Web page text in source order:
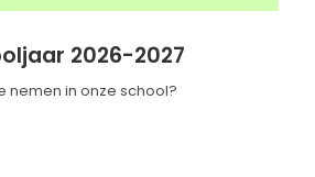
2026-2027
nemen in onze school?